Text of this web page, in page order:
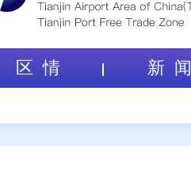
区 情 新 闻